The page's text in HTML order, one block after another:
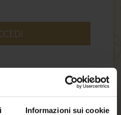
Informazioni sui cookie